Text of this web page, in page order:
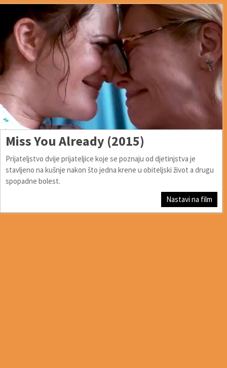
Miss You Already (2015)
Prijateljstvo dvije prijateljice koje se poznaju od djetinjstva je
stavljeno na kušnje nakon što jedna krene u obiteljski život a drugu
spopadne bolest.
Nastavi na film